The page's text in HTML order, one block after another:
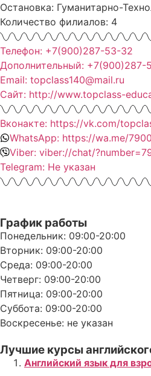
Остановка: Гуманитарно-
Количество филиалов: 4
Телефон: +7(900)287-53-32
Дополнительный: +7(900)287-
Email: topclass140@mail.ru
Сайт: http://www.topclass-
Вконакте: https://vk.com/
WhatsApp: https://wa.me/
Viber: viber://chat/
Telegram: Не указан
График работы
Понедельник: 09:00-20:00
Вторник: 09:00-20:00
Среда: 09:00-20:00
Четверг: 09:00-20:00
Пятница: 09:00-20:00
Суббота: 09:00-20:00
Воскресенье: не указан
Лучшие курсы
Английский язык для